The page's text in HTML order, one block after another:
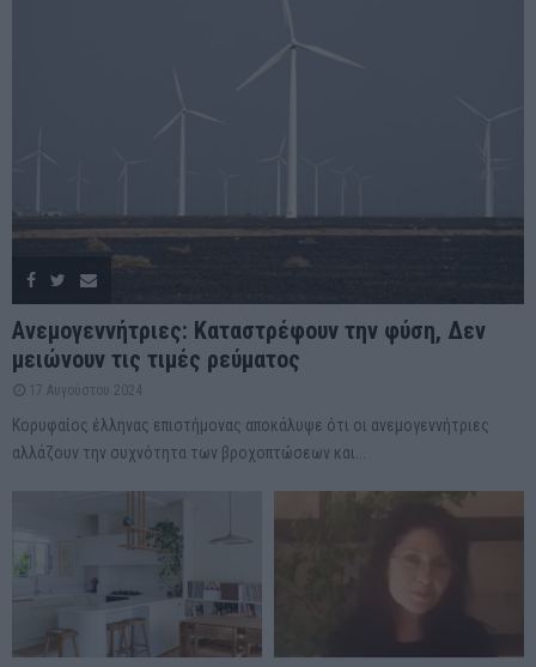
Ανεμογεννήτριες: Καταστρέφουν την φύση, Δεν
μειώνουν τις τιμές ρεύματος
17 Αυγούστου 2024
Κορυφαίος έλληνας επιστήμονας αποκάλυψε ότι οι ανεμογεννήτριες
αλλάζουν την συχνότητα των βροχοπτώσεων και...